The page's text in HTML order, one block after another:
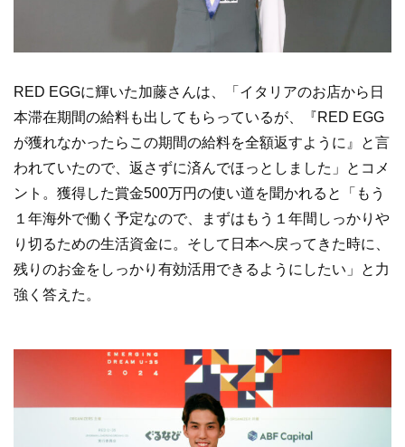
RED EGGに輝いた加藤さんは、「イタリアのお店から日
本滞在期間の給料も出してもらっているが、『RED EGG
が獲れなかったらこの期間の給料を全額返すように』と言
われていたので、返さずに済んでほっとしました」とコメ
ント。獲得した賞金500万円の使い道を聞かれると「もう
１年海外で働く予定なので、まずはもう１年間しっかりや
り切るための生活資金に。そして日本へ戻ってきた時に、
残りのお金をしっかり有効活用できるようにしたい」と力
強く答えた。